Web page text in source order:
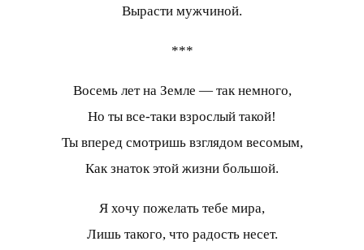
Вырасти мужчиной.
***
Восемь лет на Земле — так немного,
Но ты все-таки взрослый такой!
Ты вперед смотришь взглядом весомым,
Как знаток этой жизни большой.
Я хочу пожелать тебе мира,
Лишь такого, что радость несет.